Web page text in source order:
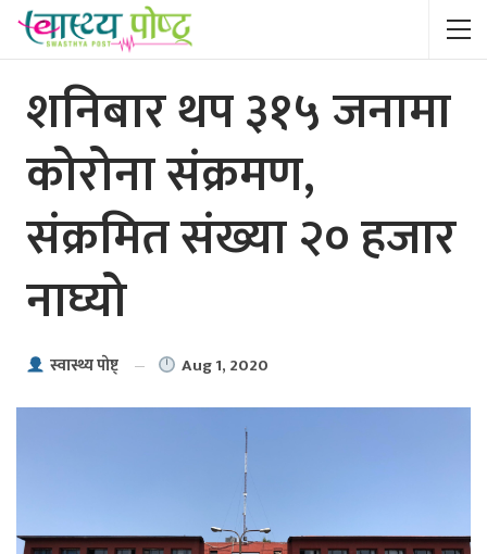
शनिबार थप ३१५ जनामा
कोरोना संक्रमण,
संक्रमित संख्या २० हजार
नाघ्यो
स्वास्थ्य पाेष्ट् Aug 1, 2020